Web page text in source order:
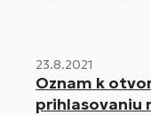
23.8.2021
Oznam k
prihlasovaniu